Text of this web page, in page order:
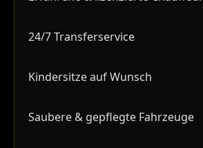
24/7 Transferservice
Kindersitze auf Wunsch
Saubere & gepflegte Fahrzeuge